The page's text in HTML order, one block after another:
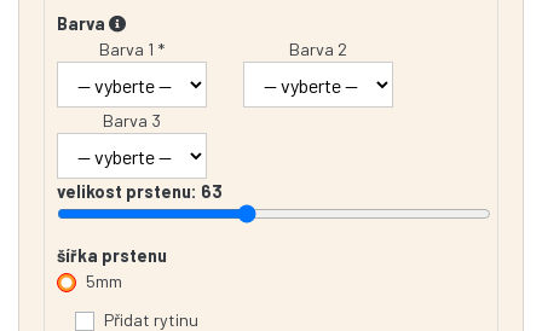
Barva
Barva 1 *
Barva 2
Barva 3
velikost prstenu: 63
šířka prstenu
5mm
Přidat rytinu